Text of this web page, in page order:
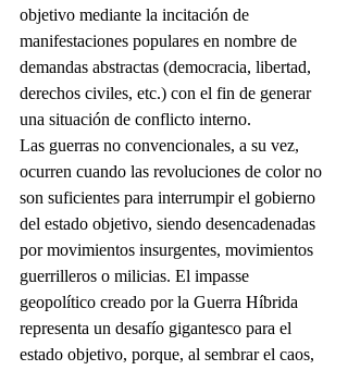
objetivo mediante la incitación de
manifestaciones populares en nombre de
demandas abstractas (democracia, libertad,
derechos civiles, etc.) con el fin de generar
una situación de conflicto interno.
Las guerras no convencionales, a su vez,
ocurren cuando las revoluciones de color no
son suficientes para interrumpir el gobierno
del estado objetivo, siendo desencadenadas
por movimientos insurgentes, movimientos
guerrilleros o milicias. El impasse
geopolítico creado por la Guerra Híbrida
representa un desafío gigantesco para el
estado objetivo, porque, al sembrar el caos,